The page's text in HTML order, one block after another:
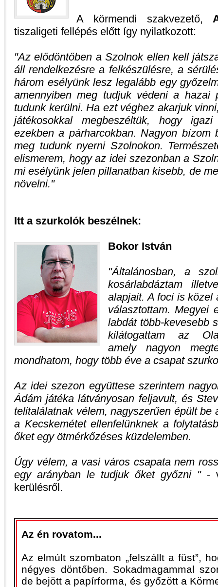
A körmendi szakvezető,
tiszaligeti fellépés előtt így nyilatkozott:
Az elődöntőben a Szolnok ellen kell
áll rendelkezésre a felkészülésre, a
három esélyünk lesz legalább egy
amennyiben meg tudjuk védeni a hazai
tudunk kerülni. Ha ezt véghez akarjuk
játékosokkal megbeszéltük, hogy
ezekben a párharcokban. Nagyon bízom
meg tudunk nyerni Szolnokon.
elismerem, hogy az idei szezonban a
mi esélyünk jelen pillanatban kisebb, de
növelni.
Itt a szurkolók beszélnek:
Bokor István
Általánosban, a
kosárlabdáztam
alapjait. A foci is közel
választottam. Megyei
labdát több-kevesebb
kilátogattam az
amely nagyon
mondhatom, hogy több éve a csapat
Az idei szezon együttese szerintem
Ádám játéka látványosan feljavult, és
telitalálatnak vélem, nagyszerűen épült be
a Kecskemétet ellenfelünknek a
őket egy ötmérkőzéses küzdelemben.
Úgy vélem, a vasi város csapata nem
egy arányban le tudjuk őket győzni
-
kerülésről.
Az én rovatom...
Az elmúlt szombaton „felszállt a füst”,
négyes döntőben. Sokadmagammal
de bejött a papírforma, és győzött a